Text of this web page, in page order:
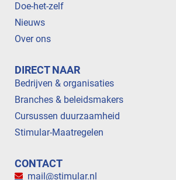
Doe-het-zelf
Nieuws
Over ons
DIRECT NAAR
Bedrijven & organisaties
Branches & beleidsmakers
Cursussen duurzaamheid
Stimular-Maatregelen
CONTACT
mail@stimular.nl